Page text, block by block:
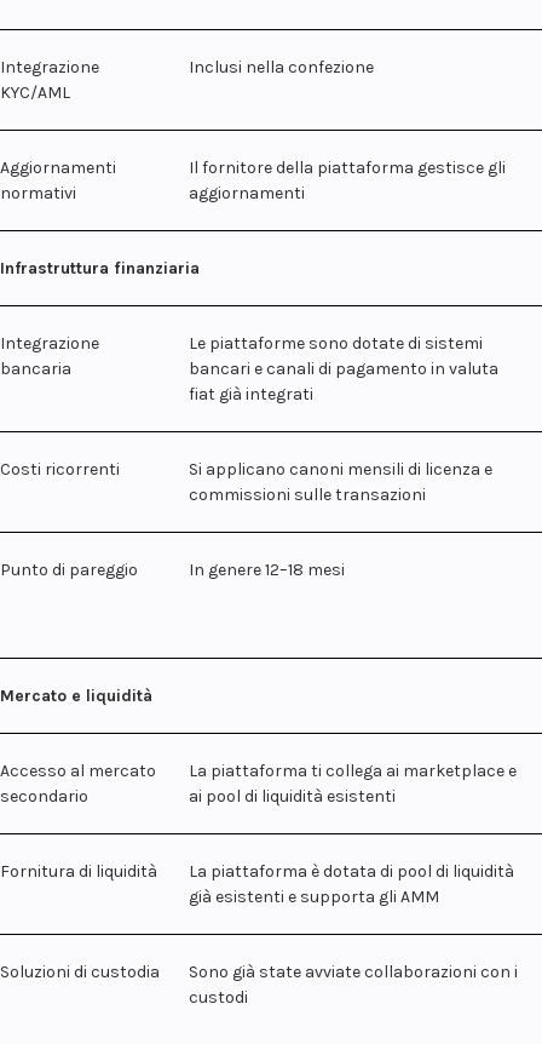
Integrazione
KYC/AML
Inclusi nella confezione
Aggiornamenti
normativi
Il fornitore della piattaforma gestisce gli
aggiornamenti
Infrastruttura finanziaria
Integrazione
bancaria
Le piattaforme sono dotate di sistemi
bancari e canali di pagamento in valuta
fiat già integrati
Costi ricorrenti
Si applicano canoni mensili di licenza e
commissioni sulle transazioni
Punto di pareggio In genere 12–18 mesi
Mercato e liquidità
Accesso al mercato
secondario
La piattaforma ti collega ai marketplace e
ai pool di liquidità esistenti
Fornitura di liquidità
La piattaforma è dotata di pool di liquidità
già esistenti e supporta gli AMM
Soluzioni di custodia
Sono già state avviate collaborazioni con i
custodi